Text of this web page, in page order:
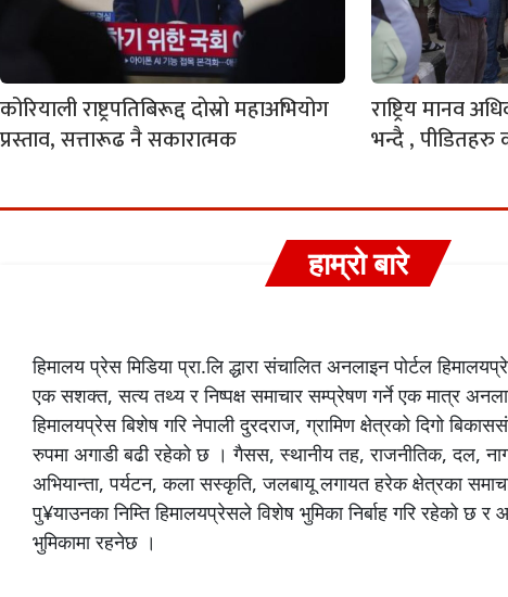
कोरियाली राष्ट्रपतिबिरूद्द दाेस्राे महाअभियोग
प्रस्ताव, सत्तारूढ नै सकारात्मक
राष्ट्रिय मानव
भन्दै , पीडितहरु
हाम्रो बारे
हिमालय प्रेस मिडिया प्रा.लि द्धारा संचालित अनलाइन पोर्टल
एक सशक्त, सत्य तथ्य र निष्पक्ष समाचार सम्प्रेषण गर्ने एक मात्र
हिमालयप्रेस बिशेष गरि नेपाली दुरदराज, ग्रामिण क्षेत्रको दिगो
रुपमा अगाडी बढी रहेको छ । गैसस, स्थानीय तह, राजनीतिक, दल,
अभियान्ता, पर्यटन, कला सस्कृति, जलबायू लगायत हरेक क्षेत्रका
पु¥याउनका निम्ति हिमालयप्रेसले विशेष भुमिका निर्बाह गरि रहेको छ र
भुमिकामा रहनेछ ।